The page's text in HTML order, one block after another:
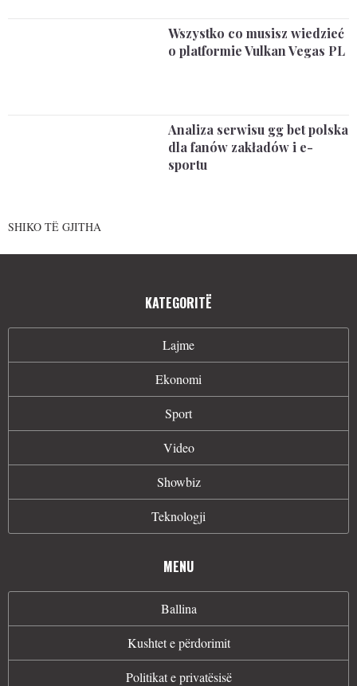
Wszystko co musisz wiedzieć
o platformie Vulkan Vegas PL
Analiza serwisu gg bet polska
dla fanów zakładów i e-
sportu
SHIKO TË GJITHA
KATEGORITË
Lajme
Ekonomi
Sport
Video
Showbiz
Teknologji
MENU
Ballina
Kushtet e përdorimit
Politikat e privatësisë